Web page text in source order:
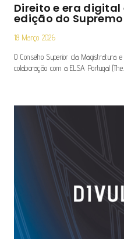
Direito e era digital
edição do
18 Março 2026
O Conselho Superior da Magistratura
colaboração com a ELSA Portugal (The…